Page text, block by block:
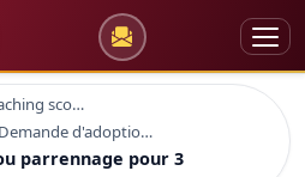
forum Coaching scolaire
Demande d'adoption ou parrennage pour 3 orphelins...
parrennage pour 3